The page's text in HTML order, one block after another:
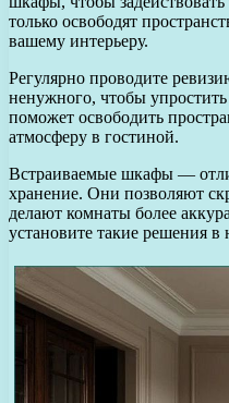
только освободят
вашему интерьеру.
Регулярно проводите
ненужного, чтобы
поможет освободить
атмосферу в гостиной.
Встраиваемые шкафы —
хранение. Они позволяют
делают комнаты более
установите такие решения